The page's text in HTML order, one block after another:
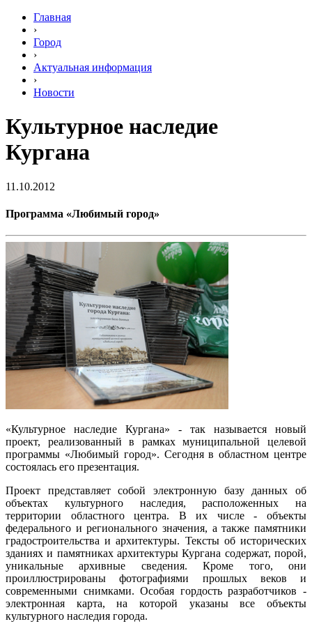
Главная
›
Город
›
Актуальная информация
›
Новости
Культурное наследие
Кургана
11.10.2012
Программа «Любимый город»
«Культурное наследие Кургана» - так называется новый
проект, реализованный в рамках муниципальной целевой
программы «Любимый город». Сегодня в областном центре
состоялась его презентация.
Проект представляет собой электронную базу данных об
объектах культурного наследия, расположенных на
территории областного центра. В их числе - объекты
федерального и регионального значения, а также памятники
градостроительства и архитектуры. Тексты об исторических
зданиях и памятниках архитектуры Кургана содержат, порой,
уникальные архивные сведения. Кроме того, они
проиллюстрированы фотографиями прошлых веков и
современными снимками. Особая гордость разработчиков -
электронная карта, на которой указаны все объекты
культурного наследия города.